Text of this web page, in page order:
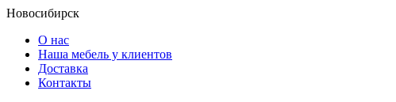
Новосибирск
О нас
Наша мебель у клиентов
Доставка
Контакты